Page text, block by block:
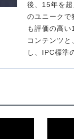
後、15年を
のユニークで
も評価の高
コンテンツ
し、IPC標準